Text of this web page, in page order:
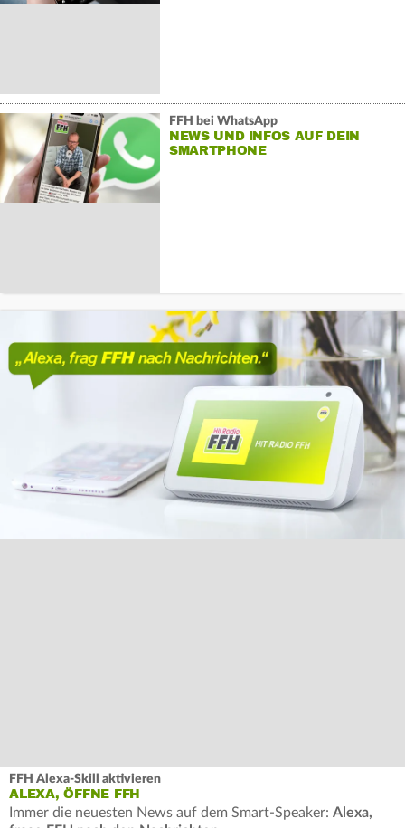
FFH bei WhatsApp
NEWS UND INFOS AUF DEIN
SMARTPHONE
FFH Alexa-Skill aktivieren
ALEXA, ÖFFNE FFH
Immer die neuesten News auf dem Smart-Speaker: Alexa,